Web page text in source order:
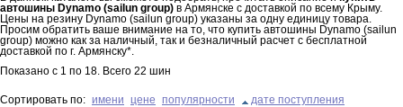
автошины Dynamo (sailun group) в Армянске с доставкой по всему Крыму.
Цены на резину Dynamo (sailun group) указаны за одну единицу товара.
Просим обратить ваше внимание на то, что купить автошины Dynamo (sailun
group) можно как за наличный, так и безналичный расчет с бесплатной
доставкой по г. Армянску*.
Показано с 1 по 18 . Всего 22 шин
Сортировать по: имени цене популярности
дате поступления